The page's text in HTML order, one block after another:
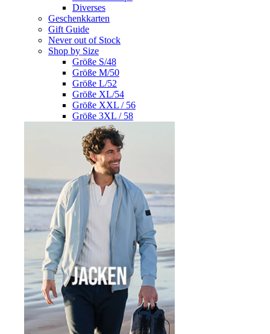
Diverses
Geschenkkarten
Gift Guide
Never out of Stock
Shop by Size
Größe S/48
Größe M/50
Größe L/52
Größe XL/54
Größe XXL / 56
Größe 3XL / 58